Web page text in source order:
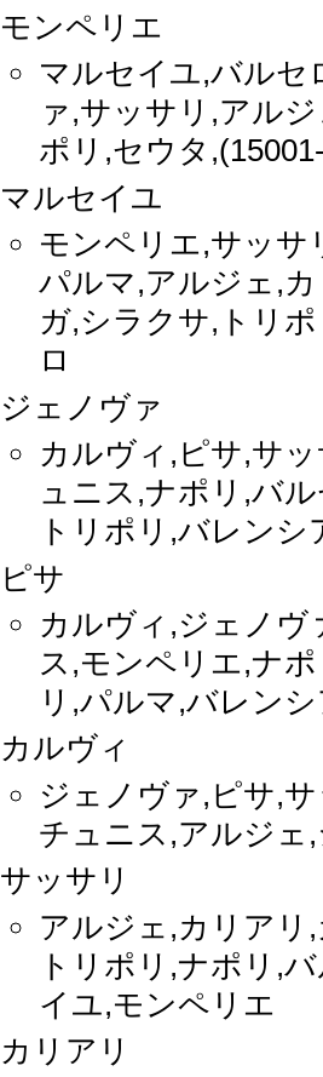
モンペリエ
マルセイユ,バルセ
ァ,サッサリ,アル
ポリ,セウタ
マルセイユ
モンペリエ,サッサ
パルマ,アルジェ,
ガ,シラクサ,トリ
ロ
ジェノヴァ
カルヴィ,ピサ,サ
ュニス,ナポリ,バ
トリポリ,バレン
ピサ
カルヴィ,ジェノ
ス,モンペリエ,ナ
リ,パルマ,バレン
カルヴィ
ジェノヴァ,ピサ,
チュニス,アルジェ
サッサリ
アルジェ,カリアリ
トリポリ,ナポリ,
イユ,モンペリエ
カリアリ